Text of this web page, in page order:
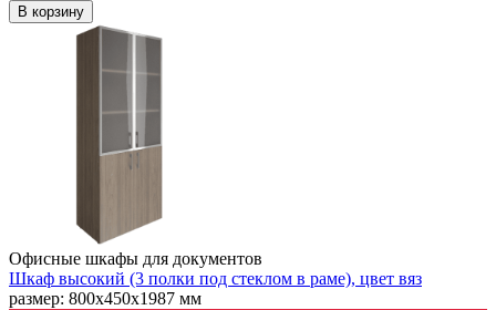
В корзину
Офисные шкафы для документов
Шкаф высокий (3 полки под стеклом в раме), цвет вяз
размер: 800х450х1987 мм